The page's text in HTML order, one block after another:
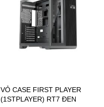
VỎ CASE FIRST PLAYER
(1STPLAYER) RT7 ĐEN